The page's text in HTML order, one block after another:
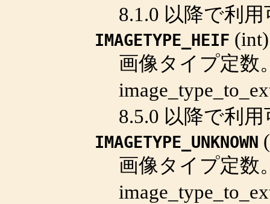
8.1.0 以降で利
IMAGETYPE_HEIF (int)
画像タイプ定数
8.5.0 以降で利
IMAGETYPE_UNKNOWN (
画像タイプ定数